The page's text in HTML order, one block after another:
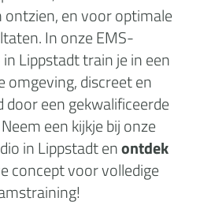
en voor optimale
In onze EMS-
Lippstadt train je in een
omgeving, discreet en
door een gekwalificeerde
een kijkje bij onze
in Lippstadt enontdek
concept voor volledige